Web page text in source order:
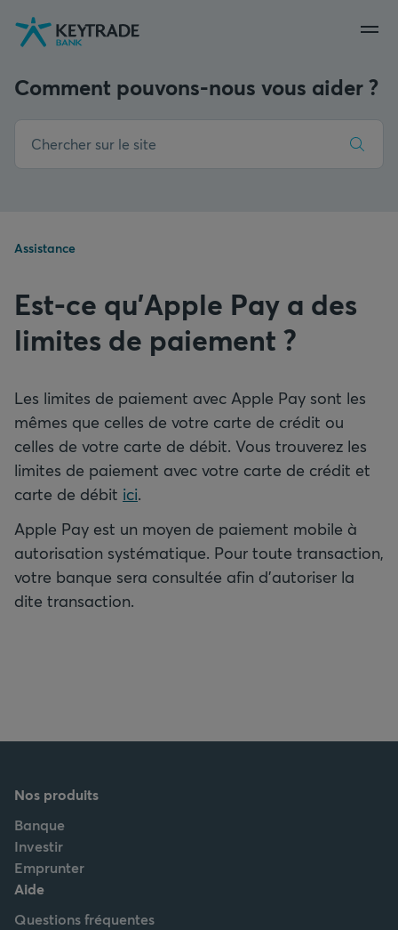
Aller
navigation
Aller
connexion
Aller
au
Comment pouvons-nous vous aider ?
Assistance
Est-ce qu'Apple Pay a des
limites de paiement ?
Les limites de paiement avec Apple Pay sont les
mêmes que celles de votre carte de crédit ou
celles de votre carte de débit. Vous trouverez les
limites de paiement avec votre carte de crédit et
carte de débit ici.
Apple Pay est un moyen de paiement mobile à
autorisation systématique. Pour toute transaction,
votre banque sera consultée afin d'autoriser la
dite transaction.
Nos produits
Banque
Investir
Emprunter
Aide
Questions fréquentes